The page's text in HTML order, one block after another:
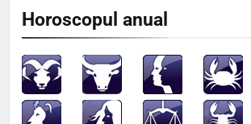
Horoscopul anual